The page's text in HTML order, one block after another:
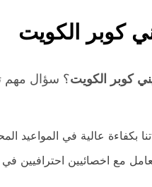
كوبر الكويت
كوبر الكويت؟ سؤال مهم
بكفاءة عالية في
مع اخصائيين احترافيين في